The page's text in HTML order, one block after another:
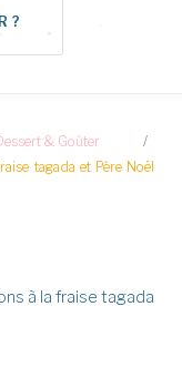
?
& Goûter
/
tagada et Père Noël
à la fraise tagada